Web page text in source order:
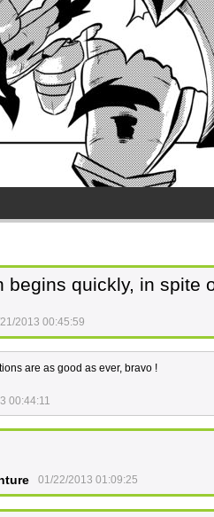
begins quickly, in spite
2013 00:45:59
are as good as ever, bravo !
00:44:11
01/22/2013 01:09:25